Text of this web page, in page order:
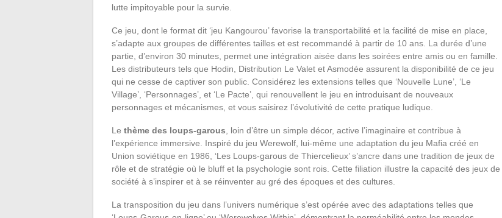
lutte impitoyable pour la survie.
Ce jeu, dont le format dit ‘jeu Kangourou’ favorise la transportabilité et la facilité de mise en place,
s’adapte aux groupes de différentes tailles et est recommandé à partir de 10 ans. La durée d’une
partie, d’environ 30 minutes, permet une intégration aisée dans les soirées entre amis ou en famille.
Les distributeurs tels que Hodin, Distribution Le Valet et Asmodée assurent la disponibilité de ce jeu
qui ne cesse de captiver son public. Considérez les extensions telles que ‘Nouvelle Lune’, ‘Le
Village’, ‘Personnages’, et ‘Le Pacte’, qui renouvellent le jeu en introduisant de nouveaux
personnages et mécanismes, et vous saisirez l’évolutivité de cette pratique ludique.
Le thème des loups-garous , loin d’être un simple décor, active l’imaginaire et contribue à
l’expérience immersive. Inspiré du jeu Werewolf, lui-même une adaptation du jeu Mafia créé en
Union soviétique en 1986, ‘Les Loups-garous de Thiercelieux’ s’ancre dans une tradition de jeux de
rôle et de stratégie où le bluff et la psychologie sont rois. Cette filiation illustre la capacité des jeux de
société à s’inspirer et à se réinventer au gré des époques et des cultures.
La transposition du jeu dans l’univers numérique s’est opérée avec des adaptations telles que